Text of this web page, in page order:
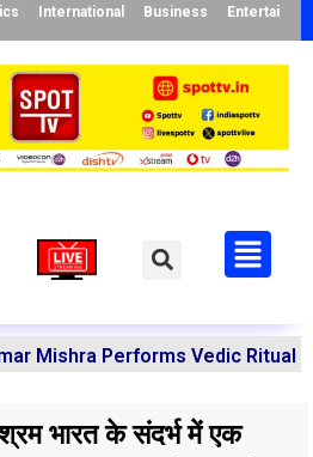
International Business
Performs Vedic Rituals for
भारत के संदर्भ में एक